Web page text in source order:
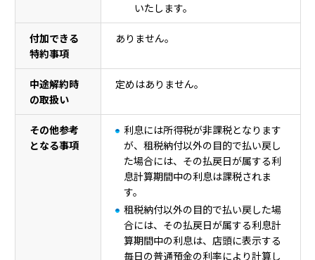
いたします。
付加できる
特約事項
ありません。
中途解約時
の取扱い
定めはありません。
その他参考
となる事項
利息には所得税が非課税となります
が、租税納付以外の目的で払い戻し
た場合には、その払戻日が属する利
息計算期間中の利息は課税されま
す。
租税納付以外の目的で払い戻した場
合には、その払戻日が属する利息計
算期間中の利息は、店頭に表示する
毎日の普通預金の利率により計算し